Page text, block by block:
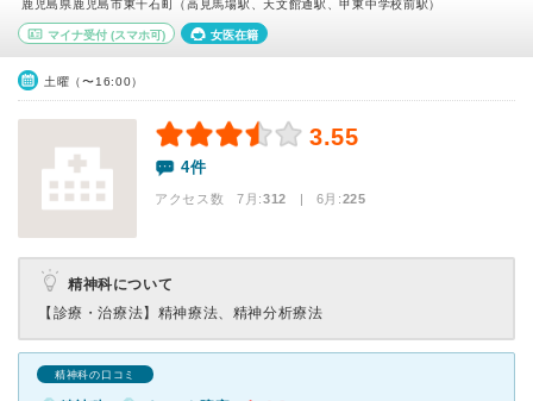
鹿児島県鹿児島市東千石町（高見馬場駅、天文館通駅、甲東中学校前駅）
マイナ受付 (スマホ可) 女医在籍
土曜（〜16:00）
3.55
4件
アクセス数 7月:312 | 6月:225
精神科について
【診療・治療法】 精神療法、精神分析療法
精神科の口コミ